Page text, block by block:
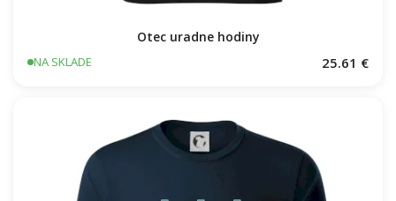
Otec uradne hodiny
NA SKLADE 25.61 €